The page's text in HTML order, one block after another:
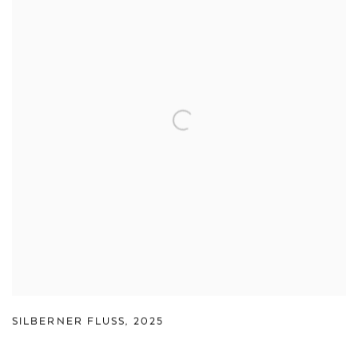
SILBERNER FLUSS, 2025